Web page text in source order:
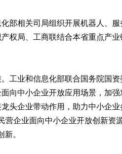
部相关司局组织开展机器人、
权局、工商联结合本省重点产
工业和信息化部联合国务院国
向中小企业开放应用场景，加
头企业带动作用，助力中小企
企业面向中小企业开放创新资
。